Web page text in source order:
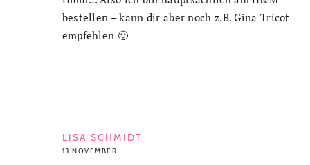
bestellen – kann dir aber noch z.B. Gina Tricot
empfehlen 🙂
LISA SCHMIDT
13 NOVEMBER